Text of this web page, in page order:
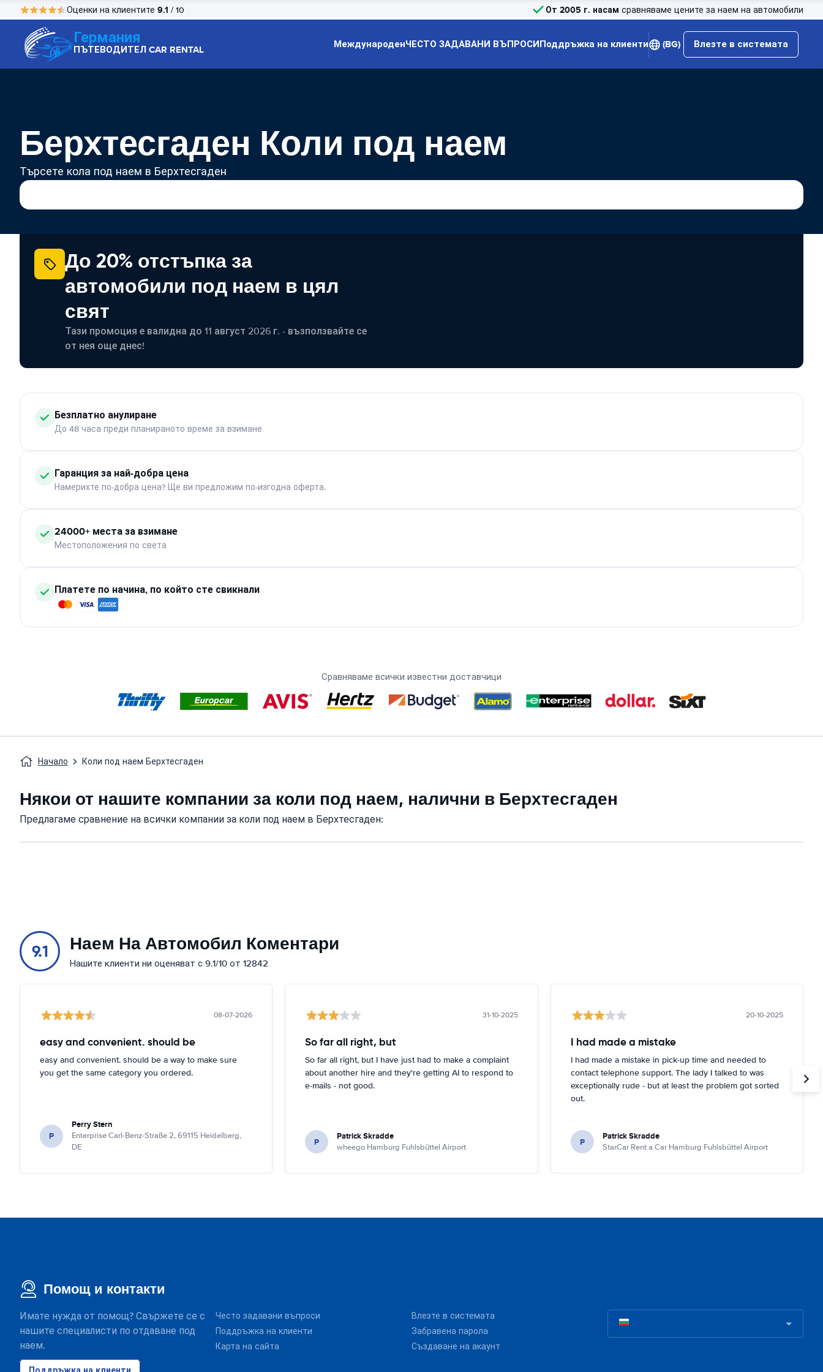
Оценки на клиентите 9.1 / 10 От 2005 г. насам сравняваме цените за наем на автомобили
Германия
ПЪТЕВОДИТЕЛ CAR RENTAL МеждународенЧЕСТО ЗАДАВАНИ ВЪПРОСИПоддръжка на клиенти (BG) Влезте в системата
Берхтесгаден Коли под наем
Търсете кола под наем в Берхтесгаден
До 20% отстъпка за
автомобили под наем в цял
свят
Тази промоция е валидна до 11 август 2026 г. - възползвайте се
от нея още днес!
Безплатно анулиране
До 48 часа преди планираното време за взимане
Гаранция за най-добра цена
Намерихте по-добра цена? Ще ви предложим по-изгодна оферта.
24000+ места за взимане
Местоположения по света
Платете по начина, по който сте свикнали
Сравняваме всички известни доставчици
Начало Коли под наем Берхтесгаден
Някои от нашите компании за коли под наем, налични в Берхтесгаден
Предлагаме сравнение на всички компании за коли под наем в Берхтесгаден:
9.1 Наем На Автомобил Коментари
Нашите клиенти ни оценяват с 9.1/10 от 12842
08-07-2026
easy and convenient. should be
easy and convenient. should be a way to make sure
you get the same category you ordered.
P
Perry Stern
Enterprise Carl-Benz-Straße 2, 69115 Heidelberg,
DE
31-10-2025
So far all right, but
So far all right, but I have just had to make a complaint
about another hire and they're getting AI to respond to
e-mails - not good.
P Patrick Skradde
wheego Hamburg Fuhlsbüttel Airport
20-10-2025
I had made a mistake
I had made a mistake in pick-up time and needed to
contact telephone support. The lady I talked to was
exceptionally rude - but at least the problem got sorted
out.
P Patrick Skradde
StarCar Rent a Car Hamburg Fuhlsbüttel Airport
Помощ и контакти
Имате нужда от помощ? Свържете се с
нашите специалисти по отдаване под
наем.
Често задавани въпроси
Поддръжка на клиенти
Карта на сайта
Влезте в системата
Забравена парола
Създаване на акаунт